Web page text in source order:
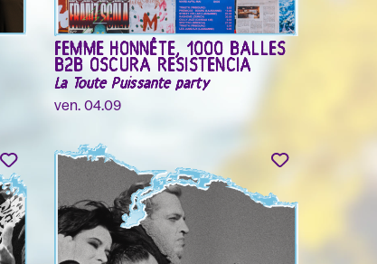
FEMME HONNÊTE, 1000 BALLES
B2B OSCURA RESISTENCIA
La Toute Puissante party
ven. 04.09